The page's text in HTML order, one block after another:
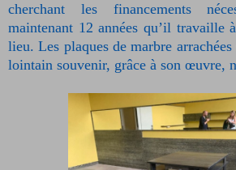
cherchant les financements
maintenant 12 années qu’il travaille
lieu. Les plaques de marbre
lointain souvenir, grâce à son œuvre,